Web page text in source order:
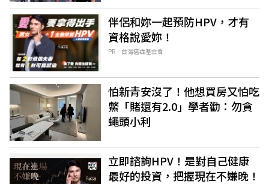
伴侶和妳一起預防HPV，才有
資格說愛妳！
PR．台灣癌症基金會
怕新青安沒了！他想買房又怕吃
鱉「賭還有2.0」學者勸：勿貪
蠅頭小利
立即諮詢HPV！是對自己健康
最好的投資，把握現在不嫌晚！